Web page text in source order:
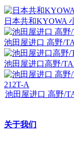
日本共和KYOWA
池田屋进口 高野/
池田屋进口高野/
池田屋进口 高野/
关于我们